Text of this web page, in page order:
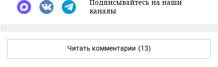
Подписывайтесь на наши
каналы
Читать комментарии (13)